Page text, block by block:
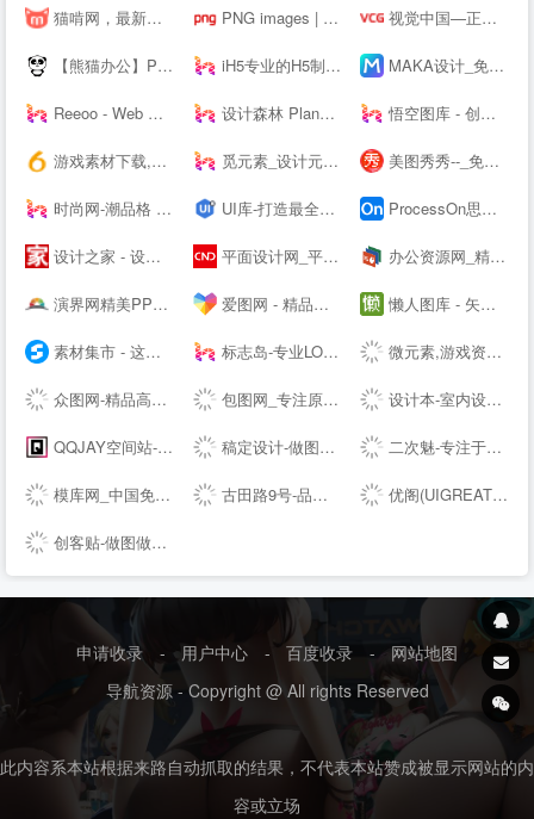
猫啃网，最新最全的可免费商用中文字体下载网站！喵啃~ PNG images | 100 000+ Free PNG images 视觉中国—正版高清图片、视频、音乐、字体下载—商业图片下载网站
【熊猫办公】PPT模板，创意设计素材 高效办公在熊猫 iH5专业的H5制作工具 MAKA设计_免费H5页面制作,电子婚礼请帖制作,海量免费设计模板,电子邀请函模板,微信营销,h5制作,微场景和模板素材设计分享平台
Reeoo - Web Design Inspiration and Website Gallery 设计森林 PlanForest - 收集、整理、分享全球优质的设计素材资源 悟空图库 - 创意设计素材，PPT模板，Word模板，高效办公尽在悟空
游戏素材下载,6m5m游戏素材,游戏源码下载,游戏素材资源 - www.6m5m.com 觅元素_设计元素的免费下载网站_免抠素材51yuansu.com 美图秀秀--_免费在线P图抠图拼图_证件照制作
时尚网-潮品格 新时尚 UI库-打造最全的UI素材库 ProcessOn思维导图、流程图-思维导图模板_思维导图软件免费下载_在线作图协作工具
设计之家 - 设计交流互动平台 - 传播先进设计理念 推动原创设计发展 平面设计网_平面设计作品欣赏-设计网 办公资源网_精品PPT模板下载网站_海量办公素材资源可供下载_动起办公
演界网精美PPT模板会员免费下载_矢量图片素材多品类模板服务平台 爱图网 - 精品设计图片素材aiimg.com 懒人图库 - 矢量图,JS代码,网页素材 - 学会偷懒，懒出境界！
素材集市 - 这里的素材有点酷！ 标志岛-专业LOGO素材下载平台 微元素,游戏资源下载,游戏原画,手机游戏资源,游戏开发资源 - Element3ds.com!
众图网-精品高清设计图库-提供商用图片素材下载 包图网_专注原创商用设计图片下载，会员免费设计素材模板独家图库 设计本-室内设计师网_室内设计联盟_装修设计公司大全
QQJAY空间站-分享QQ网名 个性签名 QQ分组 日志 QQ头像 空间素材 QQ空间 皮肤等内容 稿定设计-做图做视频必备_在线设计神器_海量版权素材模板 二次魅-专注于分享国内外高清精品二次元电脑手机图片壁纸
模库网_中国免费设计素材图片库_优质设计模板下载网站 古田路9号-品牌创意/版权保护平台 优阁(UIGREAT) - UI设计师学习交流社区
创客贴-做图做视频必备_会打字就能做设计，商用有版权
申请收录 - 用户中心 - 百度收录 -
网站地图
导航资源 - Copyright @ All rights Reserved
此内容系本站根据来路自动抓取的结果，不代表本站赞成被显示网站的内
容或立场